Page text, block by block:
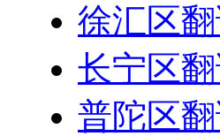
徐汇区
长宁区
普陀区